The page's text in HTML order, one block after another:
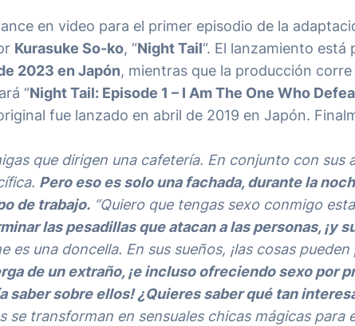
en video para el primer episodio de la
Kurasuke So-ko, “Night Tail“. El lanzamiento
2023 en Japón, mientras que la producción
“Night Tail: Episode 1 – I Am The One Who
fue lanzado en abril de 2019 en Japón.
que dirigen una cafetería. En conjunto con sus
Pero eso es solo una fachada, durante la
de trabajo. “Quiero que tengas sexo conmigo
las pesadillas que atacan a las personas, ¡y
es una doncella. En sus sueños, ¡las cosas
de un extraño, ¡e incluso ofreciendo sexo por
saber sobre ellos! ¿Quieres saber qué tan
se transforman en sensuales chicas mágicas para